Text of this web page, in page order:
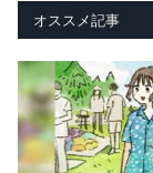
オススメ記事